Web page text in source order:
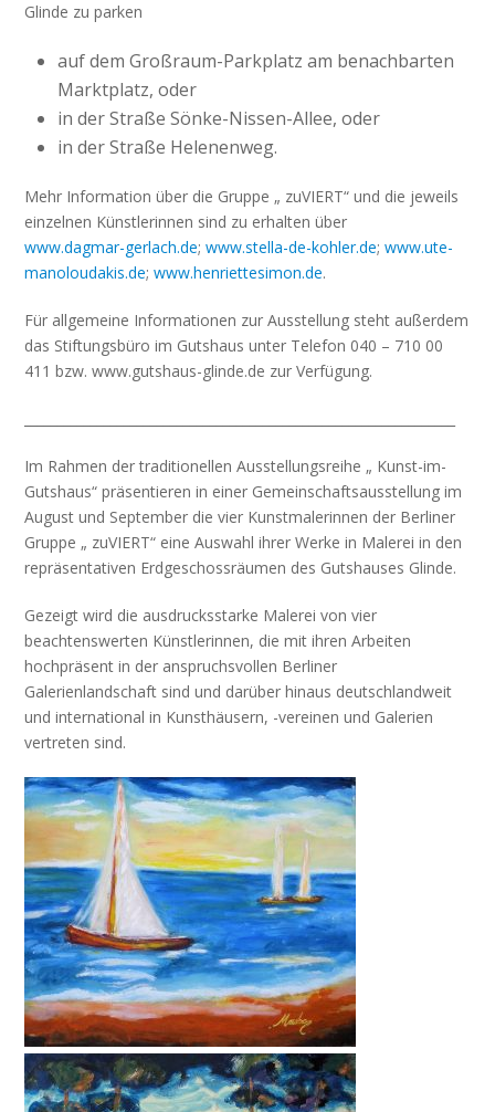
Glinde zu parken
auf dem Großraum-Parkplatz am benachbarten
Marktplatz, oder
in der Straße Sönke-Nissen-Allee, oder
in der Straße Helenenweg.
Mehr Information über die Gruppe „ zuVIERT“ und die jeweils
einzelnen Künstlerinnen sind zu erhalten über
www.dagmar-gerlach.de;www.stella-de-kohler.de;www.ute-
manoloudakis.de;www.henriettesimon.de.
Für allgemeine Informationen zur Ausstellung steht außerdem
das Stiftungsbüro im Gutshaus unter Telefon 040 – 710 00
411 bzw. www.gutshaus-glinde.de zur Verfügung.
Im Rahmen der traditionellen Ausstellungsreihe „ Kunst-im-
Gutshaus“ präsentieren in einer Gemeinschaftsausstellung im
August und September die vier Kunstmalerinnen der Berliner
Gruppe „ zuVIERT“ eine Auswahl ihrer Werke in Malerei in den
repräsentativen Erdgeschossräumen des Gutshauses Glinde.
Gezeigt wird die ausdrucksstarke Malerei von vier
beachtenswerten Künstlerinnen, die mit ihren Arbeiten
hochpräsent in der anspruchsvollen Berliner
Galerienlandschaft sind und darüber hinaus deutschlandweit
und international in Kunsthäusern, -vereinen und Galerien
vertreten sind.